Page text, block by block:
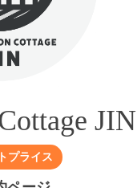
JIN
プライス